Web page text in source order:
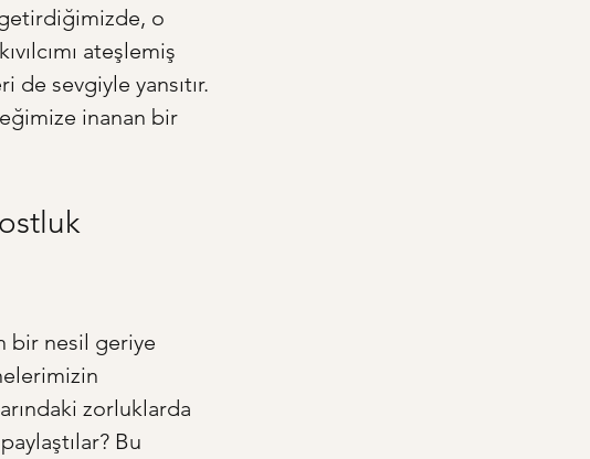
o
ateşlemiş
sevgiyle yansıtır.
inanan bir
bir nesil geriye
zorluklarda
Bu